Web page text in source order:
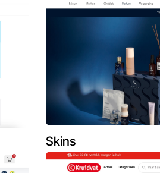
Skins